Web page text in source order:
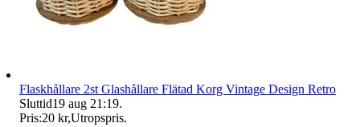
Flaskhållare 2st Glashållare Flätad Korg Vintage Design Retro
Sluttid19 aug 21:19.
Pris:20 kr,Utropspris.